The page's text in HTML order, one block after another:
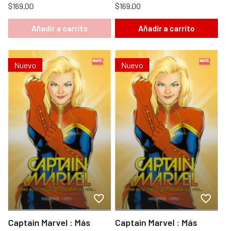
$169.00
Añadir a carrito
$169.00
Añadir a carrito
Nuevo
Captain Marvel : Más
Nuevo
Captain Marvel : Más